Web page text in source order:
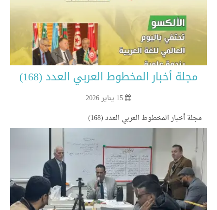
مجلة أخبار المخطوط العربي العدد (168)
أخبار المخطوط العربي العدد (168)